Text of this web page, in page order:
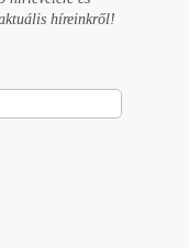
híreinkről!